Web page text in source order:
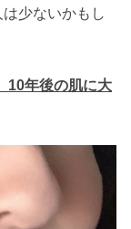
少ないかもし
10年後の肌に大